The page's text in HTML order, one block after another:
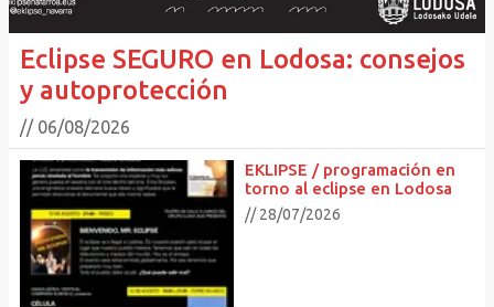
Eclipse SEGURO en Lodosa: consejos
y autoprotección
// 06/08/2026
EKLIPSE / programación en
torno al eclipse en Lodosa
// 28/07/2026